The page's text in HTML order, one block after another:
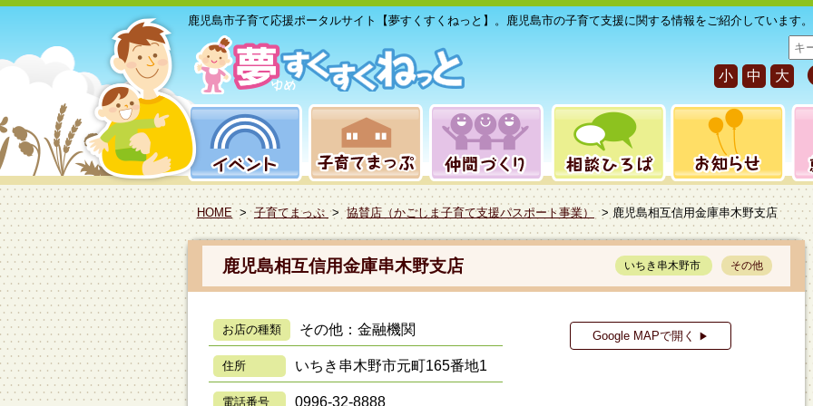
鹿児島市子育て応援ポータルサイト【夢すくすくねっと】。鹿児島市の子育て支援に関する情報をご紹介しています。
サ
イ
ト
内
小 中 大
HOME > 子育てまっぷ >協賛店（かごしま子育て支援パスポート事業） > 鹿児島相互信用金庫串木野支店
鹿児島相互信用金庫串木野支店 いちき串木野市 その他
Google MAPで開く ▶
お店の種類 その他：金融機関
住所 いちき串木野市元町165番地1
電話番号 0996-32-8888